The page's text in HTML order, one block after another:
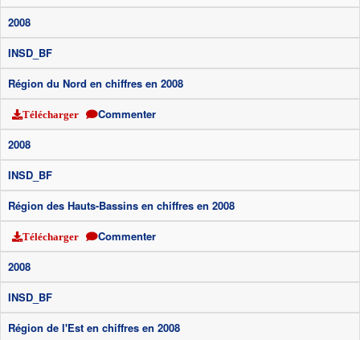
2008
INSD_BF
Région du Nord en chiffres en 2008
Télécharger
Commenter
2008
INSD_BF
Région des Hauts-Bassins en chiffres en 2008
Télécharger
Commenter
2008
INSD_BF
Région de l'Est en chiffres en 2008